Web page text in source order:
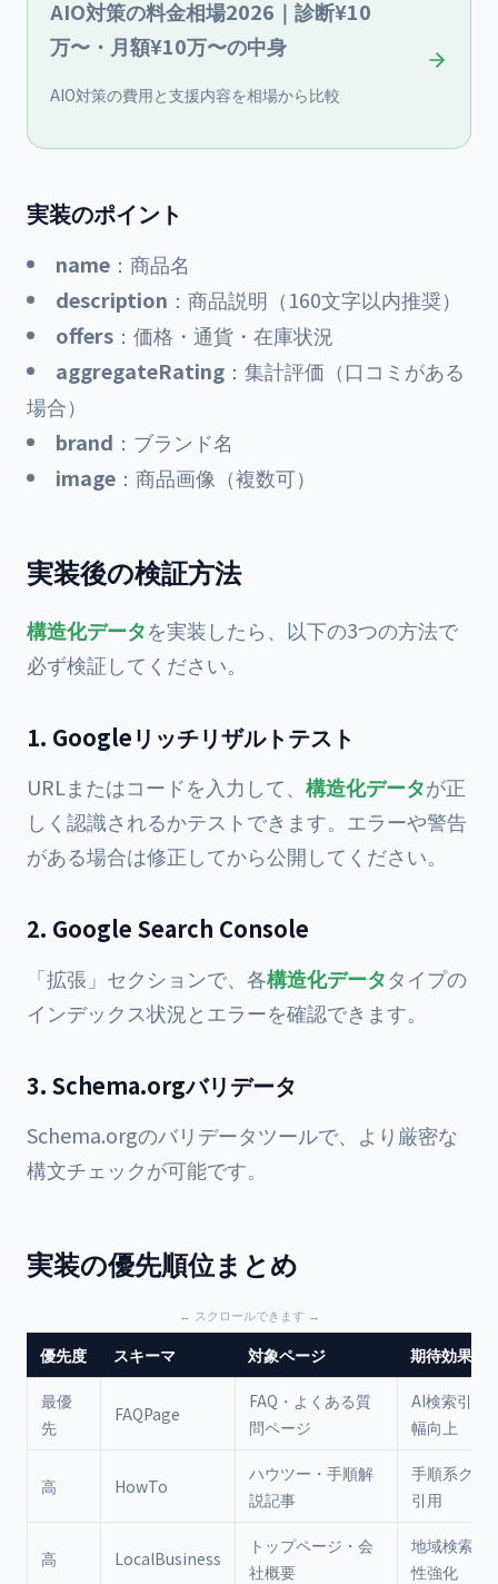
AIO対策の料金相場2026｜診断¥10
万〜・月額¥10万〜の中身
AIO対策の費用と支援内容を相場から比較
実装のポイント
name ：商品名
description ：商品説明（160文字以内推奨）
offers ：価格・通貨・在庫状況
aggregateRating ：集計評価（口コミがある
場合）
brand ：ブランド名
image ：商品画像（複数可）
実装後の検証方法
構造化データを実装したら、以下の3つの方法で
必ず検証してください。
1. Googleリッチリザルトテスト
URLまたはコードを入力して、 構造化データが正
しく認識されるかテストできます。エラーや警告
がある場合は修正してから公開してください。
2. Google Search Console
「拡張」セクションで、各構造化データタイプの
インデックス状況とエラーを確認できます。
3. Schema.orgバリデータ
Schema.orgのバリデータツールで、より厳密な
構文チェックが可能です。
実装の優先順位まとめ
優先度 スキーマ 対象ページ 期待効果
最優
先
FAQPage
FAQ・よくある質
問ページ
AI検索引用
幅向上
高 HowTo
ハウツー・手順解
説記事
手順系クエ
引用
高 LocalBusiness
トップページ・会
社概要
地域検索で
性強化